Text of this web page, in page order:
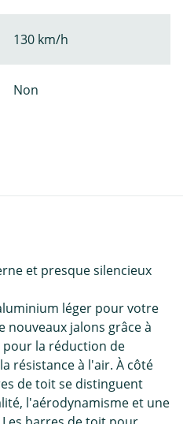
130 km/h
Non
et presque silencieux
léger pour votre
nouveaux jalons grâce à
la réduction de
résistance à l'air. À côté
de toit se distinguent
l'aérodynamisme et une